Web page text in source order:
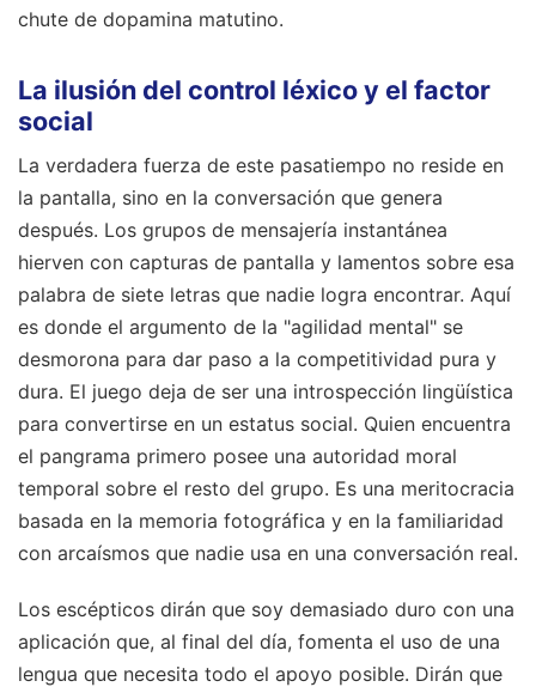
chute de dopamina matutino.
La ilusión del control léxico y el factor
social
La verdadera fuerza de este pasatiempo no reside en
la pantalla, sino en la conversación que genera
después. Los grupos de mensajería instantánea
hierven con capturas de pantalla y lamentos sobre esa
palabra de siete letras que nadie logra encontrar. Aquí
es donde el argumento de la "agilidad mental" se
desmorona para dar paso a la competitividad pura y
dura. El juego deja de ser una introspección lingüística
para convertirse en un estatus social. Quien encuentra
el pangrama primero posee una autoridad moral
temporal sobre el resto del grupo. Es una meritocracia
basada en la memoria fotográfica y en la familiaridad
con arcaísmos que nadie usa en una conversación real.
Los escépticos dirán que soy demasiado duro con una
aplicación que, al final del día, fomenta el uso de una
lengua que necesita todo el apoyo posible. Dirán que